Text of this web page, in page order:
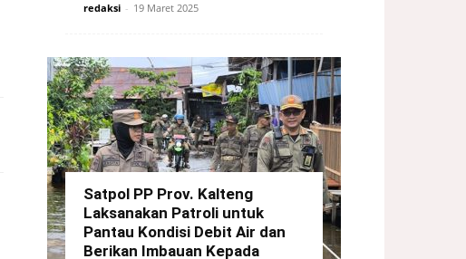
redaksi - 19 Maret 2025
Satpol PP Prov. Kalteng
Laksanakan Patroli untuk
Pantau Kondisi Debit Air dan
Berikan Imbauan Kepada